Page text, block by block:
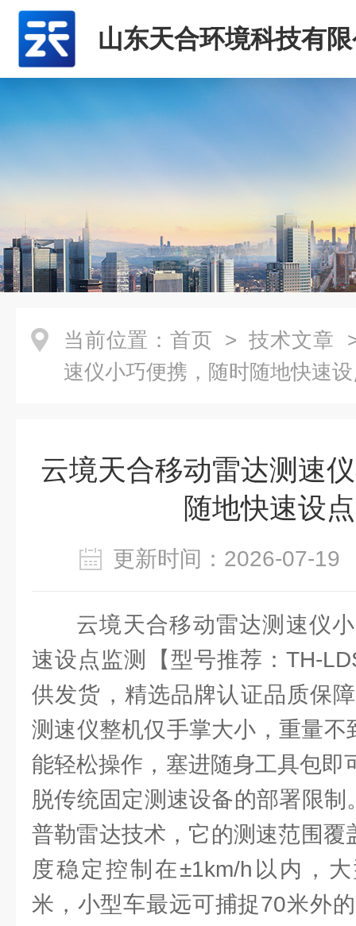
山东天合环境科技有
当前位置： 首页 > 技术文章
速仪小巧便携，随时随地快速
云境天合移动雷达测速
随地快速设
更新时间：2026-07-
云境天合移动雷达测速仪
速设点监测【型号推荐：TH-
供发货，精选品牌认证品质保
测速仪整机仅手掌大小，重量
能轻松操作，塞进随身工具包即
脱传统固定测速设备的部署限
普勒雷达技术，它的测速范围覆
度稳定控制在±1km/h以内，
米，小型车最远可捕捉70米外